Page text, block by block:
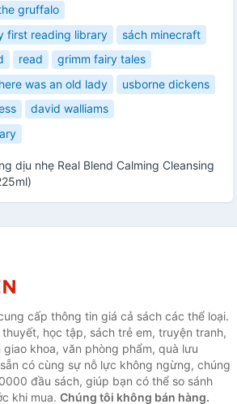
gruffalo
first reading library
sách minecraft
read
grimm fairy tales
was an old lady
usborne dickens
david walliams
dịu nhẹ Real Blend Calming Cleansing
cấp thông tin giá cả sách các thể loại.
học tập, sách trẻ em, truyện tranh,
khoa, văn phòng phẩm, quà lưu
có cùng sự nỗ lực không ngừng, chúng
đầu sách, giúp bạn có thể so sánh
khi mua. Chúng tôi không bán hàng.